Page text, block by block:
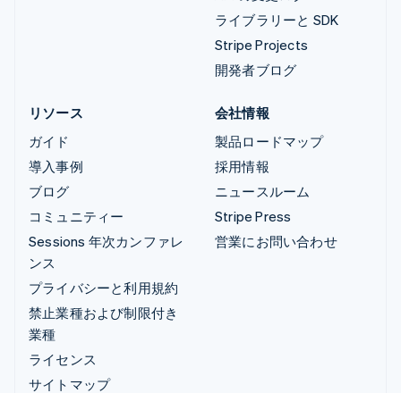
ライブラリーと SDK
Stripe Projects
開発者ブログ
リソース
ガイド
導入事例
ブログ
コミュニティー
Sessions 年次カンファレ
ンス
プライバシーと利用規約
禁止業種および制限付き
業種
ライセンス
サイトマップ
会社情報
製品ロードマップ
採用情報
ニュースルーム
Stripe Press
営業にお問い合わせ